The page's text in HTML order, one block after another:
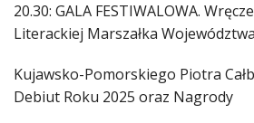
20.30: GALA FESTIWALOWA.
Literackiej Marszałka Województwa
Kujawsko-Pomorskiego Piotra
Debiut Roku 2025 oraz Nagrody